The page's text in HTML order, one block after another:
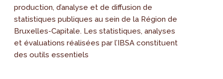
production, d’analyse et de diffusion de
statistiques publiques au sein de la Région de
Bruxelles-Capitale. Les statistiques, analyses
et évaluations réalisées par l’IBSA constituent
des outils essentiels